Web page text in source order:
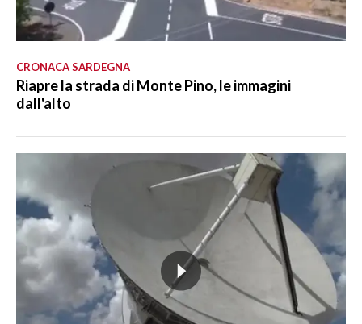
CRONACA SARDEGNA
Riapre la strada di Monte Pino, le immagini
dall'alto